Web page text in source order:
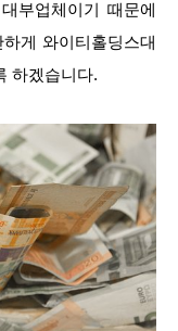
부업체이기 때문에
게 와이티홀딩스대
하겠습니다.